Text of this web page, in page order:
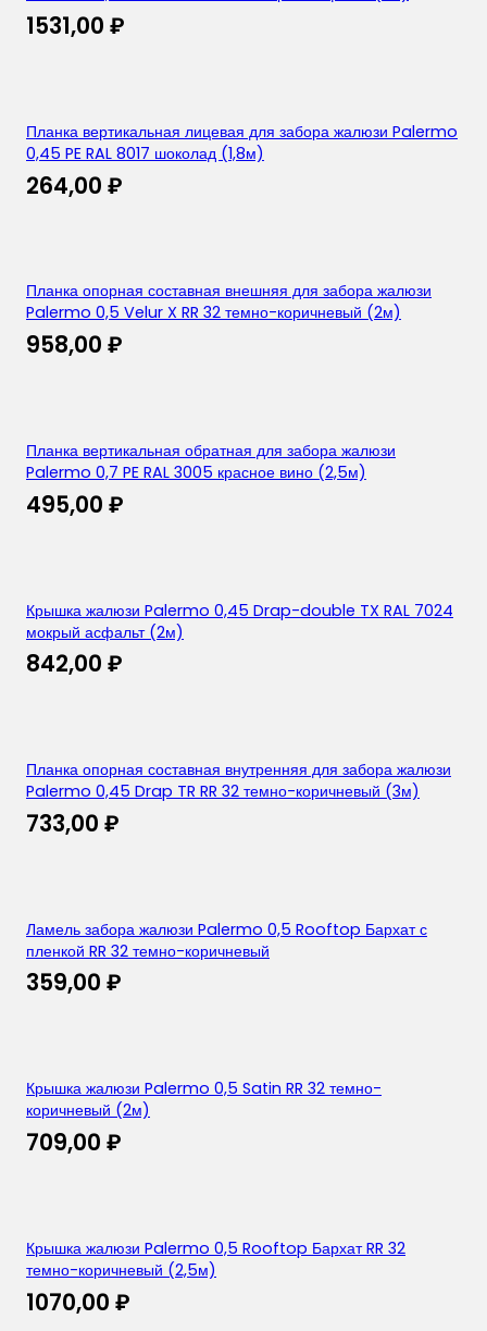
1531,00 ₽
Планка вертикальная лицевая для забора жалюзи Palermo
0,45 PE RAL 8017 шоколад (1,8м)
264,00 ₽
Планка опорная составная внешняя для забора жалюзи
Palermo 0,5 Velur X RR 32 темно-коричневый (2м)
958,00 ₽
Планка вертикальная обратная для забора жалюзи
Palermo 0,7 PE RAL 3005 красное вино (2,5м)
495,00 ₽
Крышка жалюзи Palermo 0,45 Drap-double TX RAL 7024
мокрый асфальт (2м)
842,00 ₽
Планка опорная составная внутренняя для забора жалюзи
Palermo 0,45 Drap TR RR 32 темно-коричневый (3м)
733,00 ₽
Ламель забора жалюзи Palermo 0,5 Rooftop Бархат с
пленкой RR 32 темно-коричневый
359,00 ₽
Крышка жалюзи Palermo 0,5 Satin RR 32 темно-
коричневый (2м)
709,00 ₽
Крышка жалюзи Palermo 0,5 Rooftop Бархат RR 32
темно-коричневый (2,5м)
1070,00 ₽